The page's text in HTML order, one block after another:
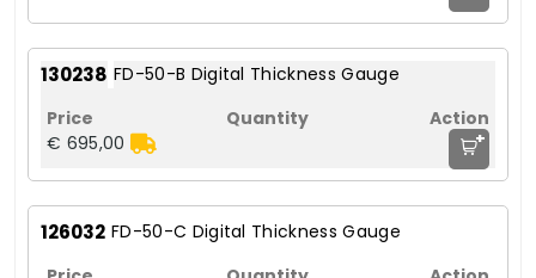
130238 FD-50-B Digital Thickness Gauge
€ 695,00 +
126032 FD-50-C Digital Thickness Gauge